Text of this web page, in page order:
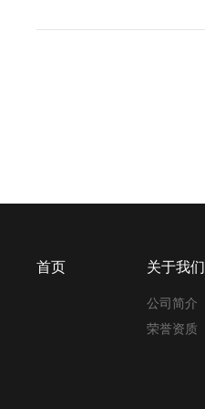
首页 关于我们
公司简介
荣誉资质